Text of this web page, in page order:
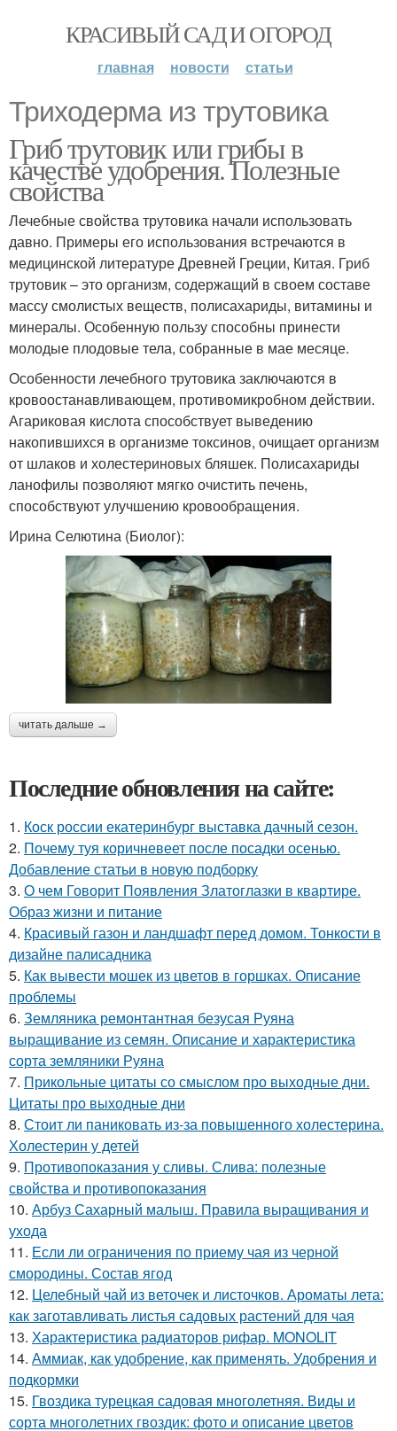
КРАСИВЫЙ САД И ОГОРОД
главная новости статьи
Триходерма из трутовика
Гриб трутовик или грибы в
качестве удобрения. Полезные
свойства
Лечебные свойства трутовика начали использовать
давно. Примеры его использования встречаются в
медицинской литературе Древней Греции, Китая. Гриб
трутовик – это организм, содержащий в своем составе
массу смолистых веществ, полисахариды, витамины и
минералы. Особенную пользу способны принести
молодые плодовые тела, собранные в мае месяце.
Особенности лечебного трутовика заключаются в
кровоостанавливающем, противомикробном действии.
Агариковая кислота способствует выведению
накопившихся в организме токсинов, очищает организм
от шлаков и холестериновых бляшек. Полисахариды
ланофилы позволяют мягко очистить печень,
способствуют улучшению кровообращения.
Ирина Селютина (Биолог):
читать дальше →
Последние обновления на сайте:
1. Коск россии екатеринбург выставка дачный сезон.
2. Почему туя коричневеет после посадки осенью.
Добавление статьи в новую подборку
3. О чем Говорит Появления Златоглазки в квартире.
Образ жизни и питание
4. Красивый газон и ландшафт перед домом. Тонкости в
дизайне палисадника
5. Как вывести мошек из цветов в горшках. Описание
проблемы
6. Земляника ремонтантная безусая Руяна
выращивание из семян. Описание и характеристика
сорта земляники Руяна
7. Прикольные цитаты со смыслом про выходные дни.
Цитаты про выходные дни
8. Стоит ли паниковать из-за повышенного холестерина.
Холестерин у детей
9. Противопоказания у сливы. Слива: полезные
свойства и противопоказания
10. Арбуз Сахарный малыш. Правила выращивания и
ухода
11. Если ли ограничения по приему чая из черной
смородины. Состав ягод
12. Целебный чай из веточек и листочков. Ароматы лета:
как заготавливать листья садовых растений для чая
13. Характеристика радиаторов рифар. MONOLIT
14. Аммиак, как удобрение, как применять. Удобрения и
подкормки
15. Гвоздика турецкая садовая многолетняя. Виды и
сорта многолетних гвоздик: фото и описание цветов